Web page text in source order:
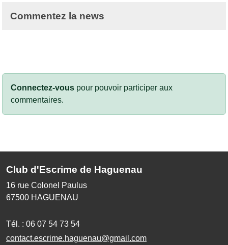
Commentez la news
Connectez-vous pour pouvoir participer aux
commentaires.
Club d'Escrime de Haguenau
16 rue Colonel Paulus
67500 HAGUENAU
Tél. : 06 07 54 73 54
contact.escrime.haguenau@gmail.com